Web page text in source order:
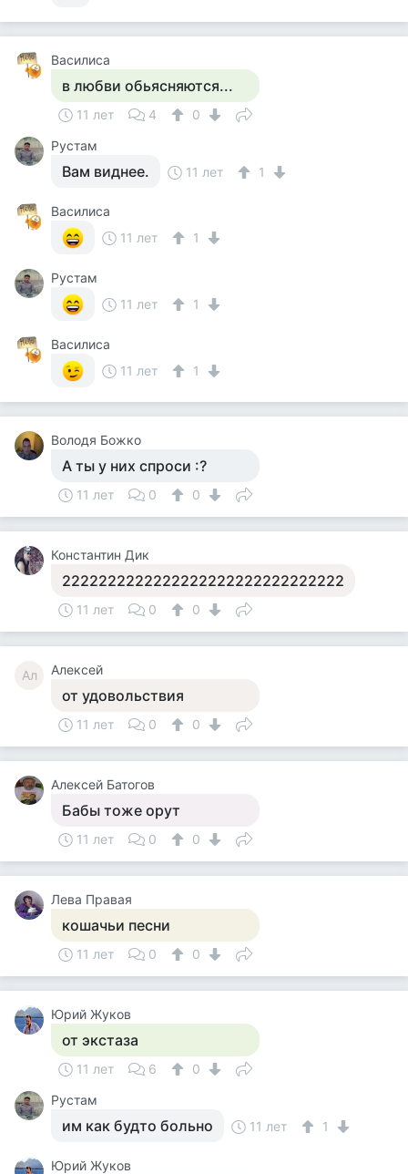
Василиса
в любви обьясняются...
11 лет 4
0
Рустам
Вам виднее. 11 лет 1
Василиса
11 лет
1
Рустам
11 лет
1
Василиса
11 лет
1
Володя Божко
А ты у них спроси :?
11 лет 0 0
Константин Дик
2222222222222222222222222222222
11 лет 0 0
Ал Алексей
от удовольствия
11 лет 0 0
Алексей Батогов
Бабы тоже орут
11 лет 0 0
Лева Правая
кошачьи песни
11 лет 0 0
Юрий Жуков
от экстаза
11 лет 6
0
Рустам
им как будто больно 11 лет 1
Юрий Жуков